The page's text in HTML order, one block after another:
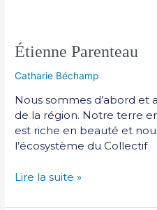
Étienne Parenteau
Catharie Béchamp
Nous sommes d’abord et
de la région. Notre terre
est riche en beauté et
l’écosystème du Collectif
Lire la suite »